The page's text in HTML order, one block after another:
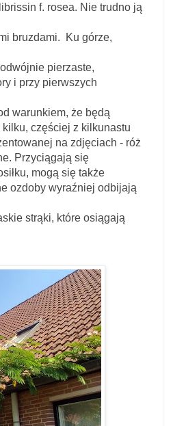
f. rosea. Nie trudno ją
bruzdami. Ku górze,
pierzaste,
i przy pierwszych
warunkiem, że będą
kilku, częściej z kilkunastu
na zdjęciach - róż
Przyciągają się
mogą się także
ozdoby wyraźniej odbijają
strąki, które osiągają